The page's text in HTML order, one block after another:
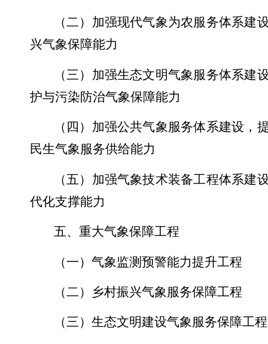
（二）加强现代气象为农服务体系建
兴气象保障能力
（三）加强生态文明气象服务体系建
护与污染防治气象保障能力
（四）加强公共气象服务体系建设，
民生气象服务供给能力
（五）加强气象技术装备工程体系建
代化支撑能力
五、重大气象保障工程
（一）气象监测预警能力提升工程
（二）乡村振兴气象服务保障工程
（三）生态文明建设气象服务保障工程